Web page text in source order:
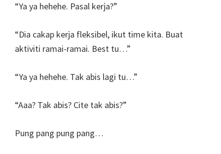
“Ya ya hehehe. Pasal kerja?”
“Dia cakap kerja fleksibel, ikut time kita. Buat
aktiviti ramai-ramai. Best tu…”
“Ya ya hehehe. Tak abis lagi tu…”
“Aaa? Tak abis? Cite tak abis?”
Pung pang pung pang…